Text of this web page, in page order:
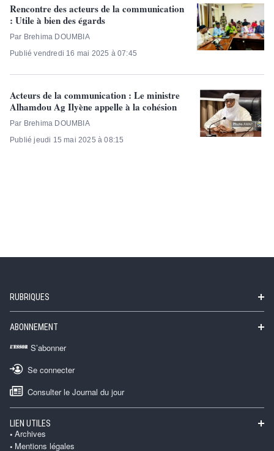
Rencontre des acteurs de la communication
: Utile à bien des égards
Par Brehima DOUMBIA
Publié vendredi 16 mai 2025 à 07:45
Acteurs de la communication : Le ministre
Alhamdou Ag Ilyène appelle à la cohésion
Par Brehima DOUMBIA
Publié jeudi 15 mai 2025 à 08:15
RUBRIQUES
ABONNEMENT
S’abonner
Se connecter
Consulter le Journal du jour
LIEN UTILES
Archives
Mentions légales